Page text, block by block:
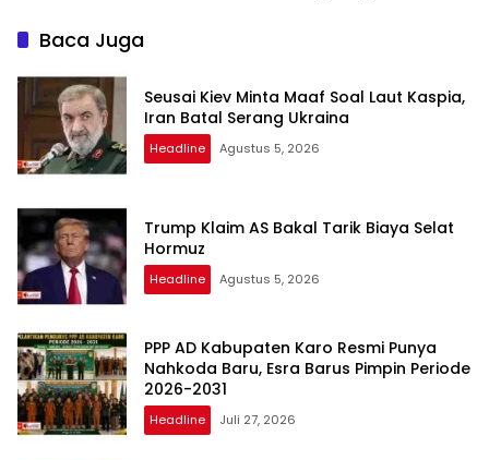
Baca Juga
Seusai Kiev Minta Maaf Soal Laut Kaspia,
Iran Batal Serang Ukraina
Headline Agustus 5, 2026
Trump Klaim AS Bakal Tarik Biaya Selat
Hormuz
Headline Agustus 5, 2026
PPP AD Kabupaten Karo Resmi Punya
Nahkoda Baru, Esra Barus Pimpin Periode
2026-2031
Headline Juli 27, 2026